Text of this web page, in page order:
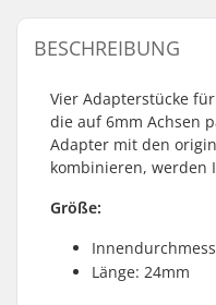
BESCHREIBUNG
Vier Adapterstücke
die auf 6mm Achsen
Adapter mit den
kombinieren, werden
Größe:
Länge: 24mm